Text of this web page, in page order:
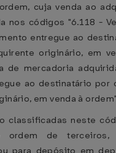
cuja venda ao
nos códigos "6.118 -
entregue ao
originário, em
de mercadoria
ao destinatário por
em venda à
classificadas neste
de terceiros,
para depósito em